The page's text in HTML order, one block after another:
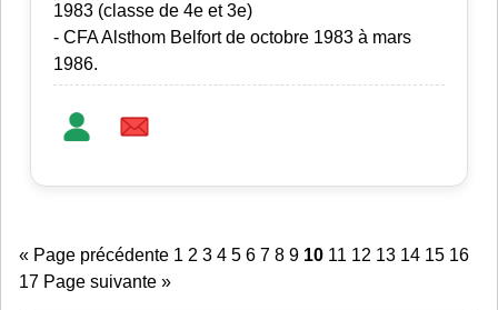
1983 (classe de 4e et 3e)
- CFA Alsthom Belfort de octobre 1983 à mars
1986.
« Page précédente 1 2 3 4 5 6 7 8 9 10 11 12 13 14 15 16
17 Page suivante »